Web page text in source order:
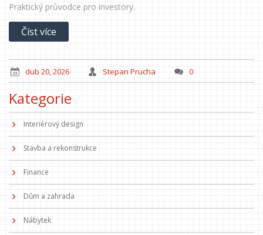
Praktický průvodce pro investory.
Číst více
dub 20, 2026 Stepan Prucha 0
Kategorie
Interiérový design
Stavba a rekonstrukce
Finance
Dům a zahrada
Nábytek